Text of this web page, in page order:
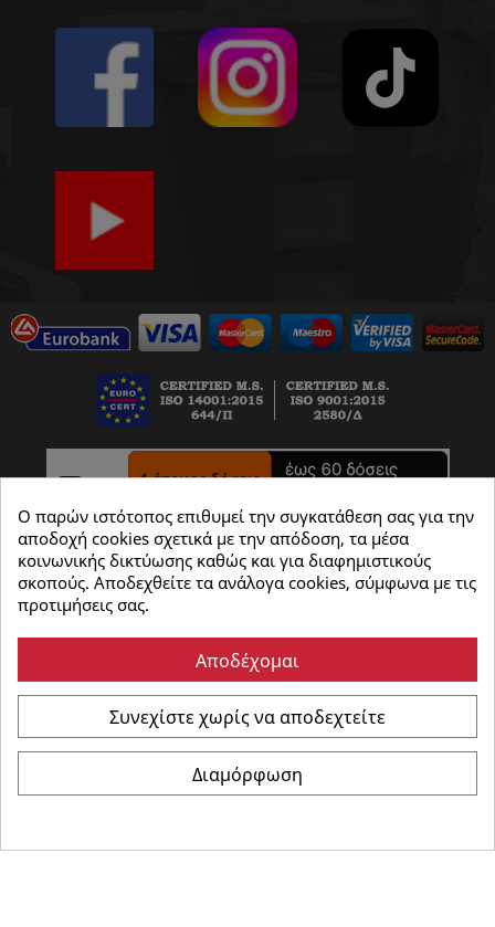
Καρώνης Ηλεκτρικά- All Rights Reserved | Powered
Ο παρών ιστότοπος επιθυμεί την συγκατάθεση σας για την
αποδοχή cookies σχετικά με την απόδοση, τα μέσα
κοινωνικής δικτύωσης καθώς και για διαφημιστικούς
σκοπούς. Αποδεχθείτε τα ανάλογα cookies, σύμφωνα με τις
προτιμήσεις σας.
Αποδέχομαι
Συνεχίστε χωρίς να αποδεχτείτε
Διαμόρφωση